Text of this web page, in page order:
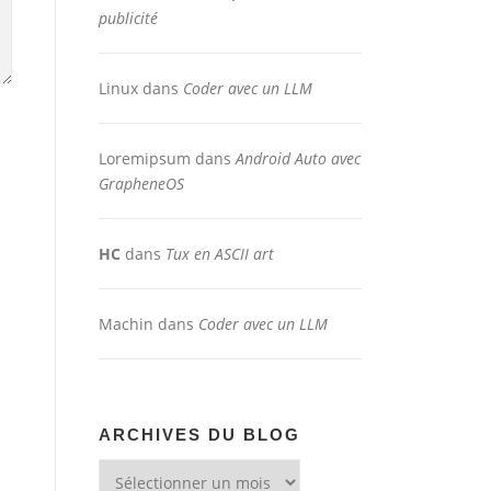
publicité
Linux dans Coder avec un LLM
Loremipsum dansAndroid Auto avec
GrapheneOS
HC dans Tux en ASCII art
Machin dans Coder avec un LLM
ARCHIVES DU BLOG